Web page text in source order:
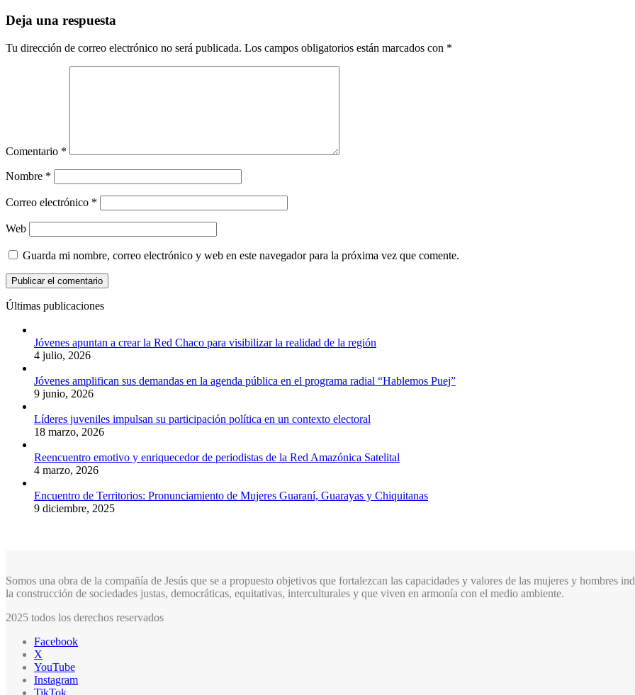
Deja una respuesta
Tu dirección de correo electrónico no será publicada. Los campos obligatorios están marcados con *
Comentario *
Nombre *
Correo electrónico *
Web
Guarda mi nombre, correo electrónico y web en este navegador para la próxima vez que comente.
Últimas publicaciones
Jóvenes apuntan a crear la Red Chaco para visibilizar la realidad de la región
4 julio, 2026
Jóvenes amplifican sus demandas en la agenda pública en el programa radial “Hablemos Puej”
9 junio, 2026
Líderes juveniles impulsan su participación política en un contexto electoral
18 marzo, 2026
Reencuentro emotivo y enriquecedor de periodistas de la Red Amazónica Satelital
4 marzo, 2026
Encuentro de Territorios: Pronunciamiento de Mujeres Guaraní, Guarayas y Chiquitanas
9 diciembre, 2025
Somos una obra de la compañía de Jesús que se a propuesto objetivos que fortalezcan las capacidades y valores de las mujeres y hombres
la construcción de sociedades justas, democráticas, equitativas, interculturales y que viven en armonía con el medio ambiente.
2025 todos los derechos reservados
Facebook
X
YouTube
Instagram
TikTok